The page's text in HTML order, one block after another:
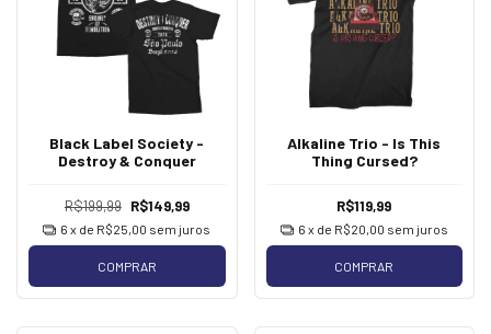
Black Label Society -
Destroy & Conquer
R$199,99 R$149,99
6 x de R$25,00 sem juros
COMPRAR
Alkaline Trio - Is This
Thing Cursed?
R$119,99
6 x de R$20,00 sem juros
COMPRAR